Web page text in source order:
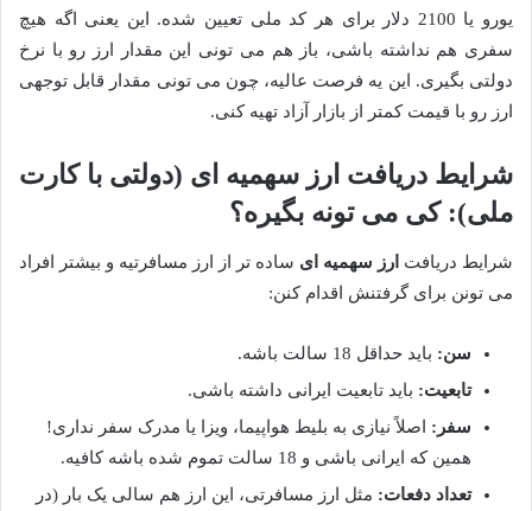
یورو یا 2100 دلار برای هر کد ملی تعیین شده. این یعنی اگه هیچ
سفری هم نداشته باشی، باز هم می تونی این مقدار ارز رو با نرخ
دولتی بگیری. این یه فرصت عالیه، چون می تونی مقدار قابل توجهی
ارز رو با قیمت کمتر از بازار آزاد تهیه کنی.
شرایط دریافت ارز سهمیه ای (دولتی با کارت
ملی): کی می تونه بگیره؟
شرایط دریافت ارز سهمیه ای ساده تر از ارز مسافرتیه و بیشتر افراد
می تونن برای گرفتنش اقدام کنن:
سن: باید حداقل 18 سالت باشه.
تابعیت: باید تابعیت ایرانی داشته باشی.
سفر: اصلاً نیازی به بلیط هواپیما، ویزا یا مدرک سفر نداری!
همین که ایرانی باشی و 18 سالت تموم شده باشه کافیه.
تعداد دفعات: مثل ارز مسافرتی، این ارز هم سالی یک بار (در